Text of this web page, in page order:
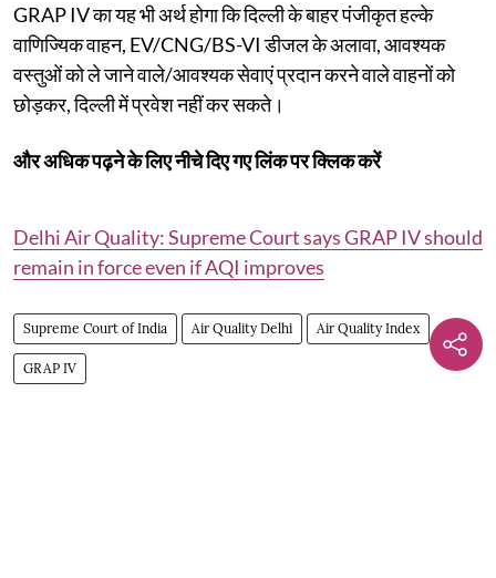
GRAP IV का यह भी अर्थ होगा कि दिल्ली के बाहर पंजीकृत हल्के
वाणिज्यिक वाहन, EV/CNG/BS-VI डीजल के अलावा, आवश्यक
वस्तुओं को ले जाने वाले/आवश्यक सेवाएं प्रदान करने वाले वाहनों को
छोड़कर, दिल्ली में प्रवेश नहीं कर सकते।
और अधिक पढ़ने के लिए नीचे दिए गए लिंक पर क्लिक करें
Delhi Air Quality: Supreme Court says GRAP IV should
remain in force even if AQI improves
Supreme Court of India Air Quality Delhi Air Quality Index
GRAP IV